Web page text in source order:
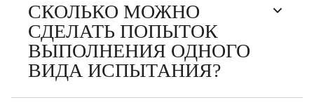
СКОЛЬКО МОЖНО
СДЕЛАТЬ ПОПЫТОК
ВЫПОЛНЕНИЯ ОДНОГО
ВИДА ИСПЫТАНИЯ?